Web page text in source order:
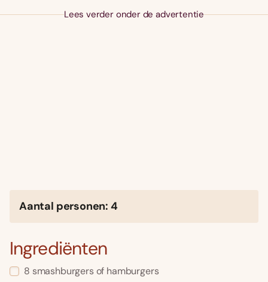
Lees verder onder de advertentie
Aantal personen: 4
Ingrediënten
8 smashburgers of hamburgers